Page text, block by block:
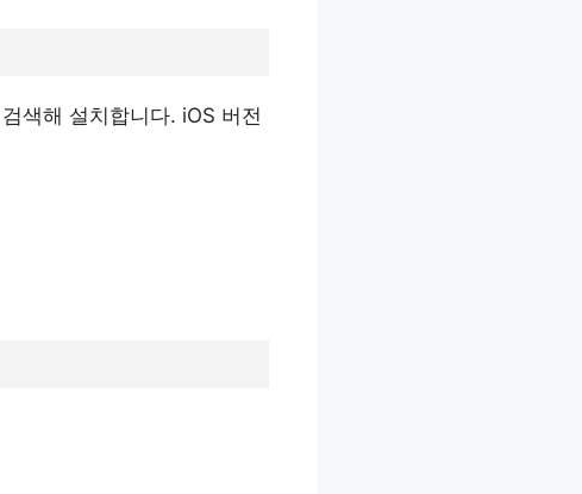
색해 설치합니다. iOS 버전